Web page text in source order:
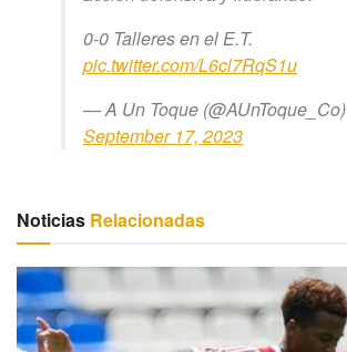
0-0 Talleres en el E.T.
pic.twitter.com/L6cl7RqS1u
— A Un Toque (@AUnToque_Co)
September 17, 2023
Noticias Relacionadas